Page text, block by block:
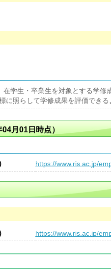
学生・卒業生を対象とする学修
に照らして学修成果を評価できる
04月01日時点）
https://www.ris.ac.jp/
https://www.ris.ac.jp/